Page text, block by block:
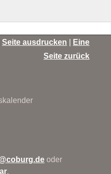
|Seite ausdrucken
Eine
Seite zurück
coburg.de oder
.